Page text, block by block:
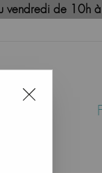
vendredi de 10h